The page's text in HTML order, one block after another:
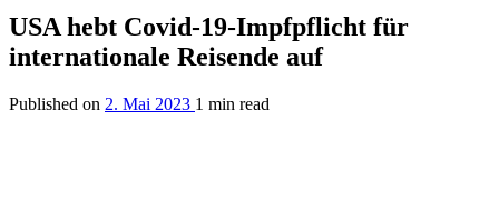
USA hebt Covid-19-Impfpflicht für
internationale Reisende auf
Published on 2. Mai 2023 1 min read